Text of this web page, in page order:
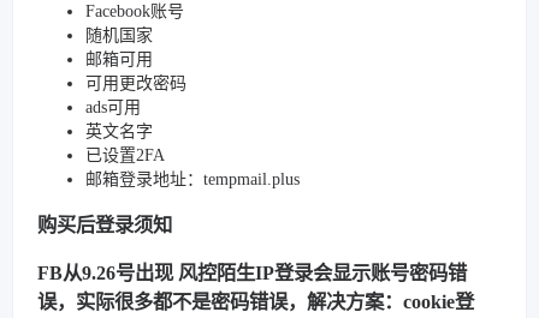
Facebook账号
随机国家
邮箱可用
可用更改密码
ads可用
英文名字
已设置2FA
邮箱登录地址：tempmail.plus
购买后登录须知
FB从9.26号出现 风控陌生IP登录会显示账号密码错
误，实际很多都不是密码错误，解决方案：cookie登